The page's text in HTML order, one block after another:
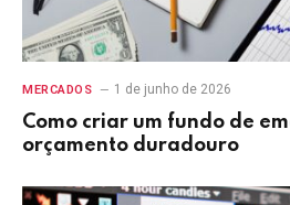
MERCADOS 1 de junho de 2026
Como criar um fundo de
orçamento duradouro